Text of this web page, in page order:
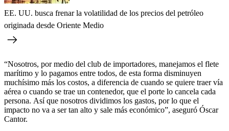
EE. UU. busca frenar la volatilidad de los precios del petróleo
originada desde Oriente Medio
“Nosotros, por medio del club de importadores, manejamos el flete
marítimo y lo pagamos entre todos, de esta forma disminuyen
muchísimo más los costos, a diferencia de cuando se quiere traer vía
aérea o cuando se trae un contenedor, que el porte lo cancela cada
persona. Así que nosotros dividimos los gastos, por lo que el
impacto no va a ser tan alto y sale más económico”, aseguró Óscar
Cantor.